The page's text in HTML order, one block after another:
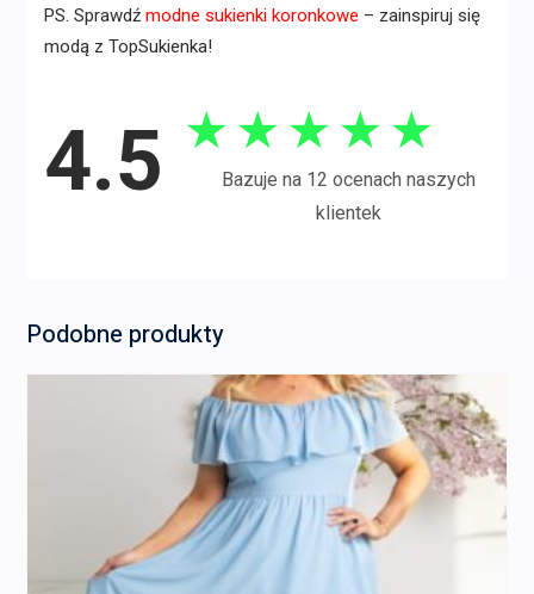
PS. Sprawdź modne sukienki koronkowe – zainspiruj się
modą z TopSukienka!
4.5 ★ ★ ★ ★ ★
Bazuje na 12 ocenach naszych
klientek
Podobne produkty